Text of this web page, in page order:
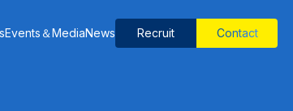
Events＆MediaNews Recruit Contact